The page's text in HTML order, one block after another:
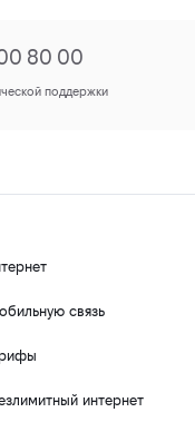
80 00
поддержки
связь
интернет